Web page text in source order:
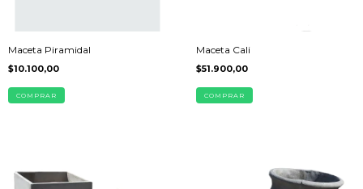
Maceta Piramidal
$10.100,00
COMPRAR
Maceta Cali
$51.900,00
COMPRAR